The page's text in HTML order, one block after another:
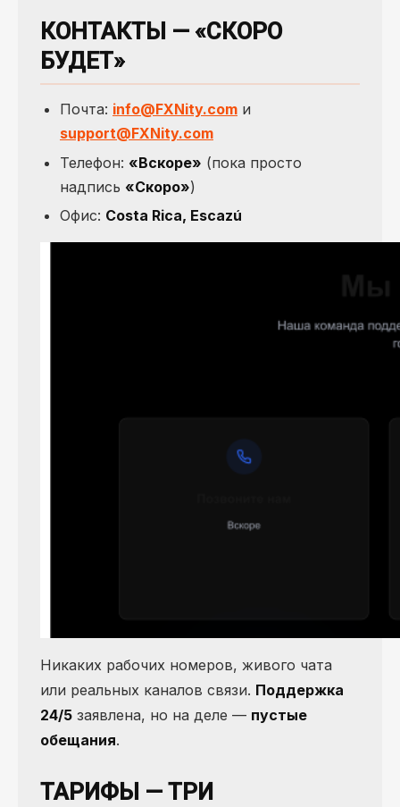
КОНТАКТЫ — «СКОРО
БУДЕТ»
Почта: info@FXNity.com и
support@FXNity.com
Телефон: «Вскоре» (пока просто
надпись «Скоро»)
Офис: Costa Rica, Escazú
Никаких рабочих номеров, живого чата
или реальных каналов связи. Поддержка
24/5 заявлена, но на деле — пустые
обещания.
ТАРИФЫ — ТРИ